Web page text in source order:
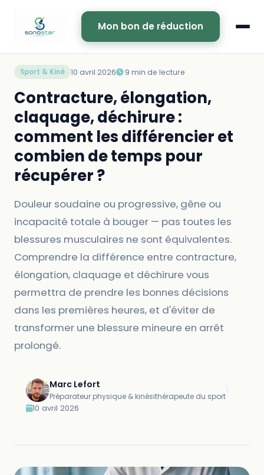
Mon bon de réduction
Sport & Kiné 10 avril 2026 9 min de lecture
Contracture, élongation,
claquage, déchirure :
comment les différencier et
combien de temps pour
récupérer ?
Douleur soudaine ou progressive, gêne ou
incapacité totale à bouger — pas toutes les
blessures musculaires ne sont équivalentes.
Comprendre la différence entre contracture,
élongation, claquage et déchirure vous
permettra de prendre les bonnes décisions
dans les premières heures, et d'éviter de
transformer une blessure mineure en arrêt
prolongé.
Marc Lefort
Préparateur physique & kinésithérapeute du sport|
10 avril 2026